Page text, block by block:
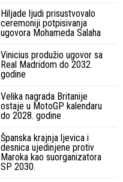
Hiljade ljudi prisustvovalo
ceremoniji potpisivanja
ugovora Mohameda Salaha
Vinicius produžio ugovor sa
Real Madridom do 2032.
godine
Velika nagrada Britanije
ostaje u MotoGP kalendaru
do 2028. godine
Španska krajnja ljevica i
desnica ujedinjene protiv
Maroka kao suorganizatora
SP 2030.